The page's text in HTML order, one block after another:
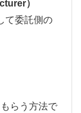
）
て委託側の
らう方法で